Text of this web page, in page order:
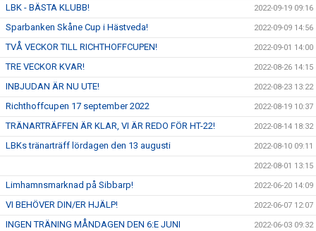
LBK - BÄSTA KLUBB! 2022-09-19 09:16
Sparbanken Skåne Cup i Hästveda! 2022-09-09 14:56
TVÅ VECKOR TILL RICHTHOFFCUPEN! 2022-09-01 14:00
TRE VECKOR KVAR! 2022-08-26 14:15
INBJUDAN ÄR NU UTE! 2022-08-23 13:22
Richthoffcupen 17 september 2022 2022-08-19 10:37
TRÄNARTRÄFFEN ÄR KLAR, VI ÄR REDO FÖR HT-22! 2022-08-14 18:32
LBKs tränarträff lördagen den 13 augusti 2022-08-10 09:11
2022-08-01 13:15
Limhamnsmarknad på Sibbarp! 2022-06-20 14:09
VI BEHÖVER DIN/ER HJÄLP! 2022-06-07 12:07
INGEN TRÄNING MÅNDAGEN DEN 6:E JUNI 2022-06-03 09:32